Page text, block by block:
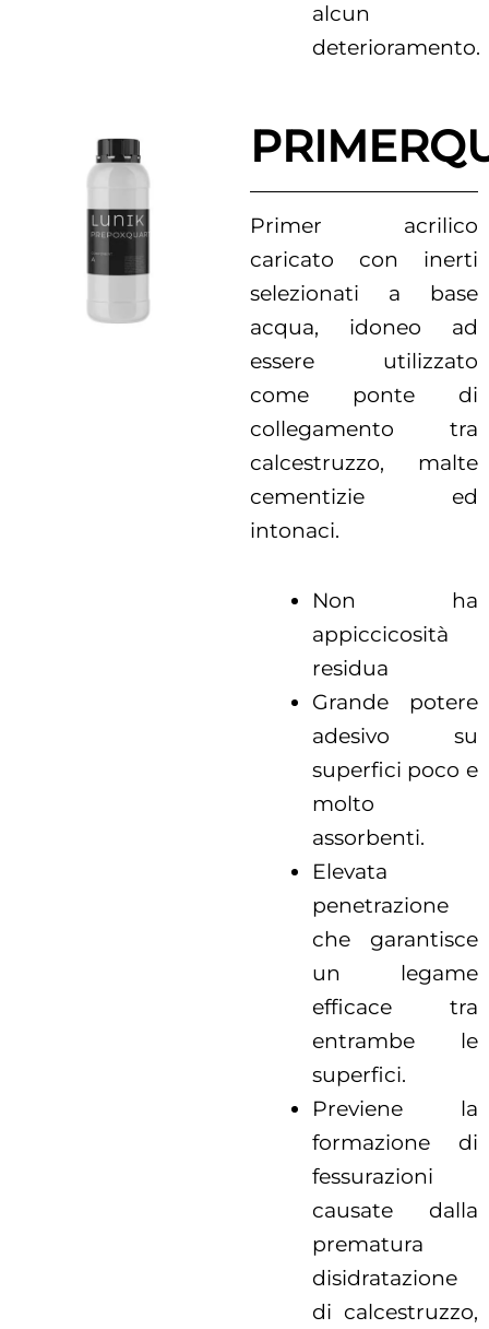
alcun
deterioramento.
Primer acrilico
caricato con inerti
selezionati a base
acqua, idoneo ad
essere utilizzato
come ponte di
collegamento tra
calcestruzzo, malte
cementizie ed
intonaci.
Non ha
appiccicosità
residua
Grande potere
adesivo su
superfici poco e
molto
assorbenti.
Elevata
penetrazione
che garantisce
un legame
efficace tra
entrambe le
superfici.
Previene la
formazione di
fessurazioni
causate dalla
prematura
disidratazione
di calcestruzzo,